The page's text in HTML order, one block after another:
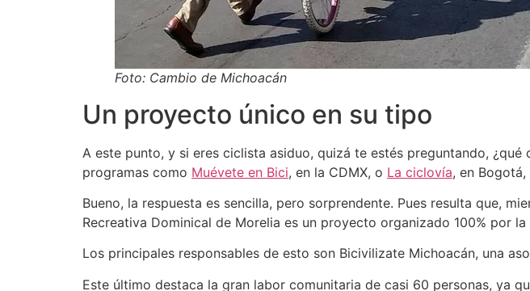
Foto: Cambio de Michoacán
Un proyecto único en su tipo
A este punto, y si eres ciclista asiduo, quizá te estés preguntando,
programas como Muévete en Bici, en la CDMX, o La ciclovía, en
Bueno, la respuesta es sencilla, pero sorprendente. Pues resulta que,
Recreativa Dominical de Morelia es un proyecto organizado 100% por
Los principales responsables de esto son Bicivilizate Michoacán, una
Este último destaca la gran labor comunitaria de casi 60 personas, ya